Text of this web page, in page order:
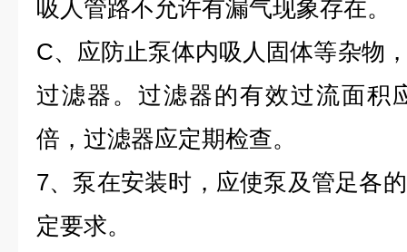
吸人管路不允许有漏气现象存在。
C、应防止泵体内吸人固体等杂物
过滤器。过滤器的有效过流面
倍，过滤器应定期检查。
7、泵在安装时，应使泵及管足各
定要求。